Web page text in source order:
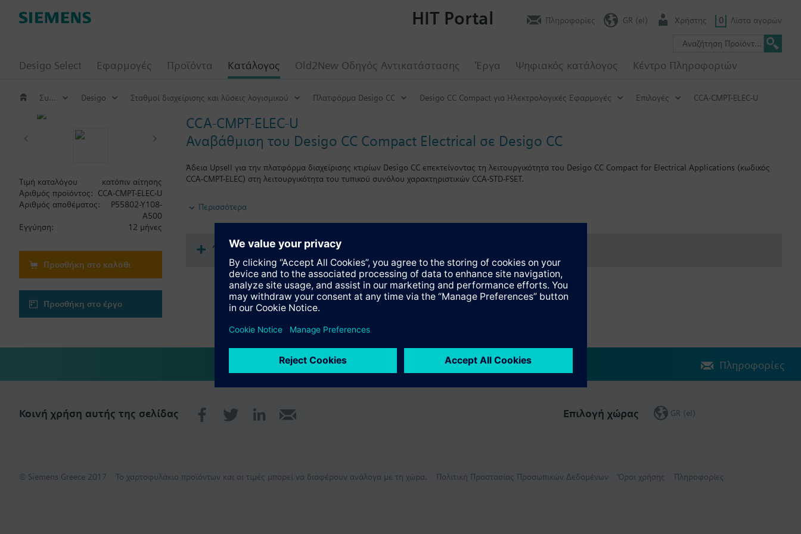
Desigo Select Εφαρμογές Προϊόντα Κατάλογος Old2New Οδηγός Αντικατάστασης Έργα Ψηφιακός κατάλογος Κέντρο Πληροφοριών
HIT Portal Πληροφορίες GR (el) Χρήστης 0 Λίστα αγορών
Συστήματα αυτοματισμού κτηρίου Desigo Σταθμοί διαχείρισης και λύσεις λογισμικού Πλατφόρμα Desigo CC Desigo CC Compact για Ηλεκτρολογικές Εφαρμογές Επιλογές CCA-CMPT-ELEC-U
CCA-CMPT-ELEC-U
Αναβάθμιση του Desigo CC Compact Electrical σε Desigo CC
Άδεια Upsell για την πλατφόρμα διαχείρισης κτιρίων Desigo CC επεκτείνοντας τη λειτουργικότητα του Desigo CC Compact for Electrical Applications (κωδικός
CCA-CMPT-ELEC) στη λειτουργικότητα του τυπικού συνόλου χαρακτηριστικών CCA-STD-FSET.
Περισσότερα
Τιμή καταλόγου
κατόπιν αίτησης
Αριθμός προϊόντος:
CCA-CMPT-ELEC-U
Αριθμός αποθέματος:
P55802-Y108-
A500
Εγγύηση:
12 μήνες
Προσθήκη στο καλάθι
Προσθήκη στο έργο
Έγγραφα
Πληροφορίες
Κοινή χρήση αυτής της σελίδας Επιλογή χώρας GR (el)
© Siemens Greece 2017 Το χαρτοφυλάκιο προϊόντων και οι τιμές μπορεί να διαφέρουν ανάλογα με τη χώρα. Πολιτική Προστασίας Προσωπικών Δεδομένων Όροι χρήσης Πληροφορίες